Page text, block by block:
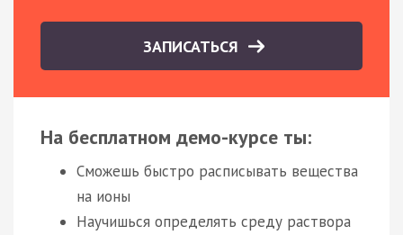
ЗАПИСАТЬСЯ
На бесплатном демо-курсе ты:
Сможешь быстро расписывать вещества
на ионы
Научишься определять среду раствора